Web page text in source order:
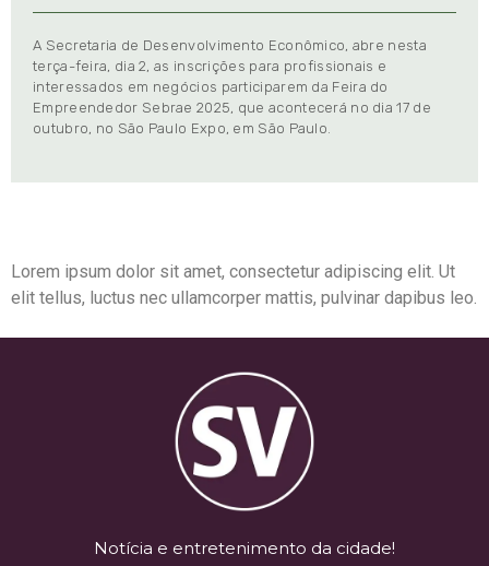
A Secretaria de Desenvolvimento Econômico, abre nesta
terça-feira, dia 2, as inscrições para profissionais e
interessados em negócios participarem da Feira do
Empreendedor Sebrae 2025, que acontecerá no dia 17 de
outubro, no São Paulo Expo, em São Paulo.
Lorem ipsum dolor sit amet, consectetur adipiscing elit. Ut
elit tellus, luctus nec ullamcorper mattis, pulvinar dapibus leo.
Notícia e entretenimento da cidade!